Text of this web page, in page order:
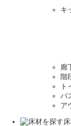
キ
廊
階
ト
バ
ア